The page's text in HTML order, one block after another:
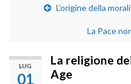
L’origine della
La Pace
LUG
01
La religione
Age